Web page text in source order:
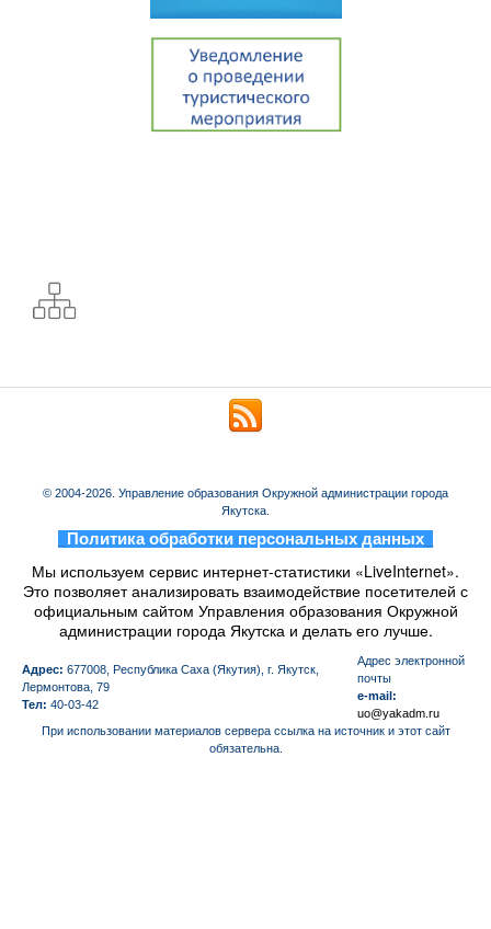
© 2004-2026. Управление образования Окружной администрации города
Якутска.
Политика обработки персональных данных
Мы используем сервис интернет-статистики «LiveInternet».
Это позволяет анализировать взаимодействие посетителей с
официальным сайтом Управления образования Окружной
администрации города Якутска и делать его лучше.
Адрес: 677008, Республика Саха (Якутия), г. Якутск,
Лермонтова, 79
Тел: 40-03-42
Aдрес электронной
почты
e-mail:
uo@yakadm.ru
При использовании материалов сервера ссылка на источник и этот сайт
обязательна.